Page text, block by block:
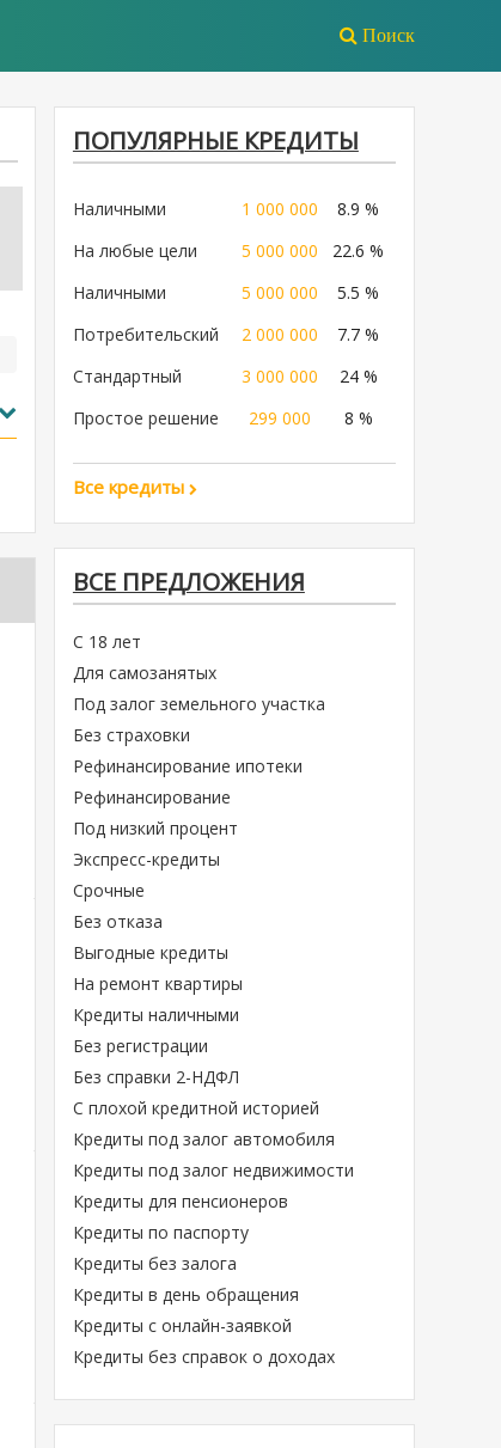
Поиск
ПОПУЛЯРНЫЕ КРЕДИТЫ
Наличными 1 000 000
8.9 %
На любые цели
5 000 000
22.6 %
Наличными
5 000 000
5.5 %
Потребительский
2 000 000
7.7 %
Стандартный
3 000 000
24 %
Простое решение
299 000 8 %
Все кредиты
ВСЕ ПРЕДЛОЖЕНИЯ
С 18 лет
Для самозанятых
Под залог земельного участка
Без страховки
Рефинансирование ипотеки
Рефинансирование
Под низкий процент
Экспресс-кредиты
Срочные
Без отказа
Выгодные кредиты
На ремонт квартиры
Кредиты наличными
Без регистрации
Без справки 2-НДФЛ
С плохой кредитной историей
Кредиты под залог автомобиля
Кредиты под залог недвижимости
Кредиты для пенсионеров
Кредиты по паспорту
Кредиты без залога
Кредиты в день обращения
Кредиты с онлайн-заявкой
Кредиты без справок о доходах